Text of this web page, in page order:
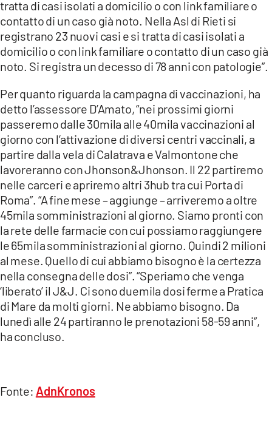
tratta di casi isolati a domicilio o con link familiare o
contatto di un caso già noto. Nella Asl di Rieti si
registrano 23 nuovi casi e si tratta di casi isolati a
domicilio o con link familiare o contatto di un caso già
noto. Si registra un decesso di 78 anni con patologie”.
Per quanto riguarda la campagna di vaccinazioni, ha
detto l’assessore D’Amato, “nei prossimi giorni
passeremo dalle 30mila alle 40mila vaccinazioni al
giorno con l’attivazione di diversi centri vaccinali, a
partire dalla vela di Calatrava e Valmontone che
lavoreranno con Jhonson&Jhonson. Il 22 partiremo
nelle carceri e apriremo altri 3hub tra cui Porta di
Roma”. “A fine mese – aggiunge – arriveremo a oltre
45mila somministrazioni al giorno. Siamo pronti con
la rete delle farmacie con cui possiamo raggiungere
le 65mila somministrazioni al giorno. Quindi 2 milioni
al mese. Quello di cui abbiamo bisogno è la certezza
nella consegna delle dosi”. “Speriamo che venga
‘liberato’ il J&J. Ci sono duemila dosi ferme a Pratica
di Mare da molti giorni. Ne abbiamo bisogno. Da
lunedì alle 24 partiranno le prenotazioni 58-59 anni”,
ha concluso.
Fonte: AdnKronos